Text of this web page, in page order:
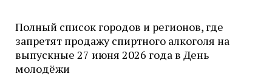
Полный список городов и регионов, где
запретят продажу спиртного алкоголя на
выпускные 27 июня 2026 года в День
молодёжи